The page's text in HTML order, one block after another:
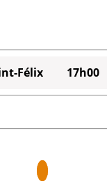
Félix 17h00